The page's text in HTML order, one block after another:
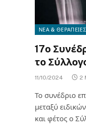
ΝΕΑ & ΘΕΡΑΠΕΙΕΣ
17ο
το
11/10/2024 2
Το συνέδριο
μεταξύ
και φέτος ο